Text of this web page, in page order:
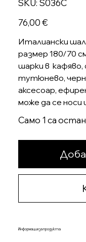
SKU: S036C
S036C
Цена
76,00 €
Италиански шал
размер 180/70
шарки в кафяво,
тутюнево,
аксесоар,
може да се носи
Само 1 са
Информация за продукта